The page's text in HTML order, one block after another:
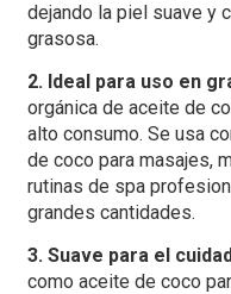
dejando la piel suave y
grasosa.
2. Ideal para uso en
orgánica de aceite de
alto consumo. Se usa
de coco para masajes,
rutinas de spa
grandes cantidades.
3. Suave para el
como aceite de coco